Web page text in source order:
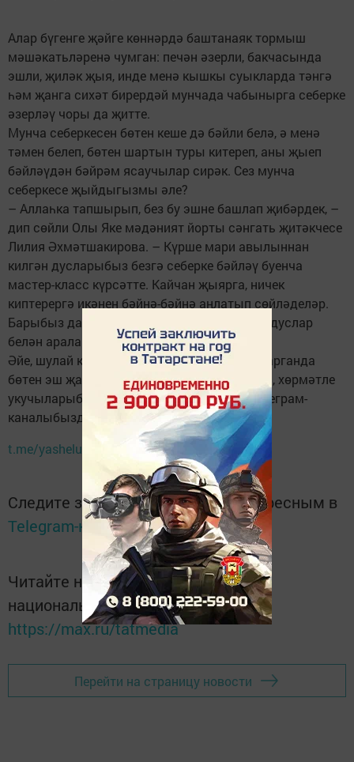
Алар бүгенге җәйге көннәрдә баштанаяк тормыш
мәшәкатьләренә чумган: печән әзерли, бакчасында
эшли, җиләк җыя, инде менә кышкы суыкларда тәнгә
һәм җанга сихәт бирердәй мунчада чабынырга себерке
әзерләү чоры да җитте.
Мунча себеркесен бөтен кеше дә бәйли белә, ә менә
тәмен белеп, бөтен шартын туры китереп, аны җыеп
бәйләүдән бәйрәм ясаучылар сирәк. Сез мунча
себеркесе җыйдыгызмы әле?
– Аллаһка тапшырып, без бу эшне башлап җибәрдек, –
дип сөйли Олы Яке мәдәният йорты сәнгать җитәкчесе
Лилия Әхмәтшакирова. – Күрше мари авылыннан
килгән дусларыбыз безгә себерке бәйләү буенча
мастер-класс күрсәтте. Кайчан җыярга, ничек
киптерергә икәнен бәйнә-бәйнә аңлатып сөйләделәр.
Барыбыз да сау-сәламәт булып, күршеләр, дуслар
белән аралашып, тату яшәргә язсын.
Әйе, шулай күмәкләшеп, күңелле итеп башкарганда
бөтен эш җайлы һәм җиңел бара ул. Ә сезгә, хөрмәтле
укучыларыбыз, ул серләрне тәфсилләп телеграм-
каналыбызда сөйләрбез. Карап барыгыз!
t.me/yasheluzan
Следите за самым важным и интересным в
Telegram-канале Татмедиа
Читайте новости Татарстана в
национальном мессенджере MАХ:
https://max.ru/tatmedia
Перейти на страницу новости